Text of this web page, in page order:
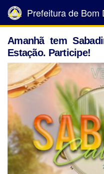
Prefeitura de Bom
Amanhã tem
Estação. Participe!